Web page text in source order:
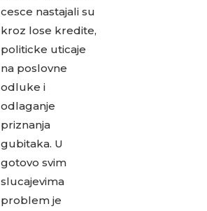
cesce nastajali su
kroz lose kredite,
politicke uticaje
na poslovne
odluke i
odlaganje
priznanja
gubitaka. U
gotovo svim
slucajevima
problem je